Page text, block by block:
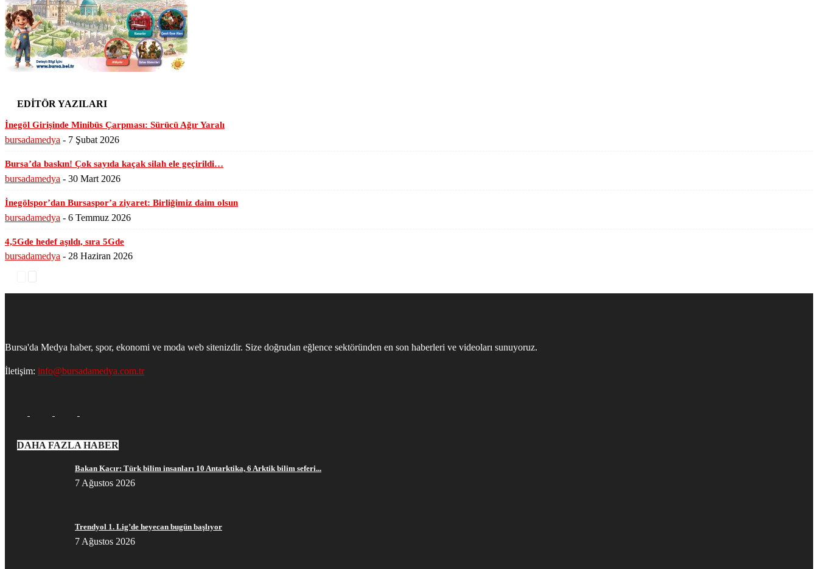
EDİTÖR YAZILARI
İnegöl Girişinde Minibüs Çarpması: Sürücü Ağır Yaralı
bursadamedya - 7 Şubat 2026
Bursa’da baskın! Çok sayıda kaçak silah ele geçirildi…
bursadamedya - 30 Mart 2026
İnegölspor’dan Bursaspor’a ziyaret: Birliğimiz daim olsun
bursadamedya - 6 Temmuz 2026
4,5Gde hedef aşıldı, sıra 5Gde
bursadamedya - 28 Haziran 2026
Bursa'da Medya haber, spor, ekonomi ve moda web sitenizdir. Size doğrudan eğlence sektöründen en son haberleri ve videoları sunuyoruz.
İletişim: info@bursadamedya.com.tr
DAHA FAZLA HABER
Bakan Kacır: Türk bilim insanları 10 Antarktika, 6 Arktik bilim seferi...
7 Ağustos 2026
Trendyol 1. Lig’de heyecan bugün başlıyor
7 Ağustos 2026